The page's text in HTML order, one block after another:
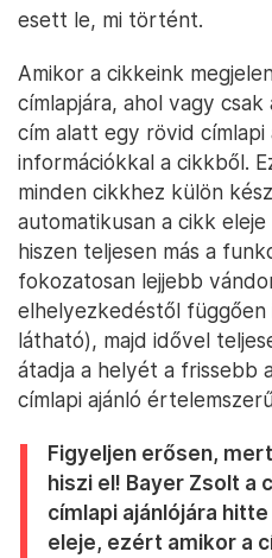
esett le, mi történt.
Amikor a cikkeink
címlapjára, ahol vagy
cím alatt egy rövid
információkkal a cikkből.
minden cikkhez külön
automatikusan a cikk
hiszen teljesen más a
fokozatosan lejjebb
elhelyezkedéstől függően
látható), majd idővel
átadja a helyét a frissebb
címlapi ajánló
Figyeljen erősen,
hiszi el! Bayer Zsolt a
címlapi ajánlójára
eleje, ezért amikor a